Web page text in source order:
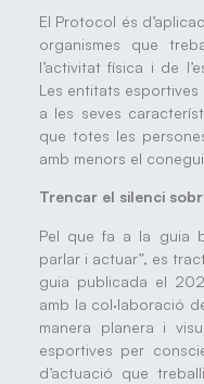
El Protocol és
organismes que
l’activitat física i de
Les entitats
a les seves
que totes les
amb menors el
Trencar el silenci
Pel que fa a la guia
parlar i actuar”, es
guia publicada el
amb la col·laboració
manera planera i
esportives per
d’actuació que